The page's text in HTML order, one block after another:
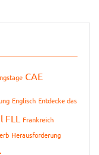
CAE
Englisch Entdecke das
FLL
Frankreich
Herausforderung